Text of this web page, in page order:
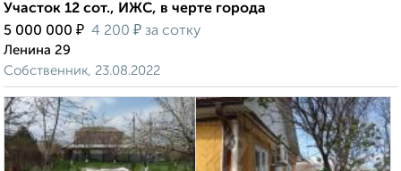
Участок 12 сот., ИЖС, в черте города
5 000 000 ₽ 4 200 ₽ за сотку
Ленина 29
Собственник, 23.08.2022